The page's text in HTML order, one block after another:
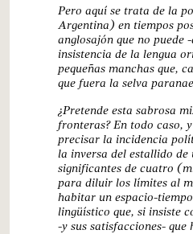
Pero aquí se trata de la
Argentina) en tiempos
anglosajón que no puede
insistencia de la lengua
pequeñas manchas que,
que fuera la selva
¿Pretende esta sabrosa
fronteras? En todo caso,
precisar la incidencia
la inversa del estallido
significantes de cuatro
para diluir los límites al
habitar un espacio-
lingüístico que, si insiste
-y sus satisfacciones-